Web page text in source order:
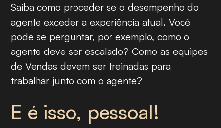
Saiba como proceder se o desempenho do
agente exceder a experiência atual. Você
pode se perguntar, por exemplo, como o
agente deve ser escalado? Como as equipes
de Vendas devem ser treinadas para
trabalhar junto com o agente?
E é isso, pessoal!